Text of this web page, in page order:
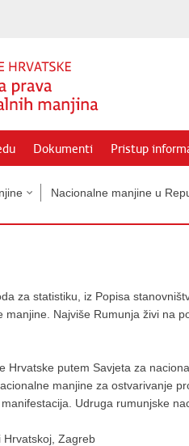
Dokumenti Pristup
Nacionalne manjine u
za statistiku, iz Popisa
manjine. Najviše Rumunja živi na
Hrvatske putem Savjeta za
manjine za ostvarivanje
Udruga rumunjske
Hrvatskoj, Zagreb